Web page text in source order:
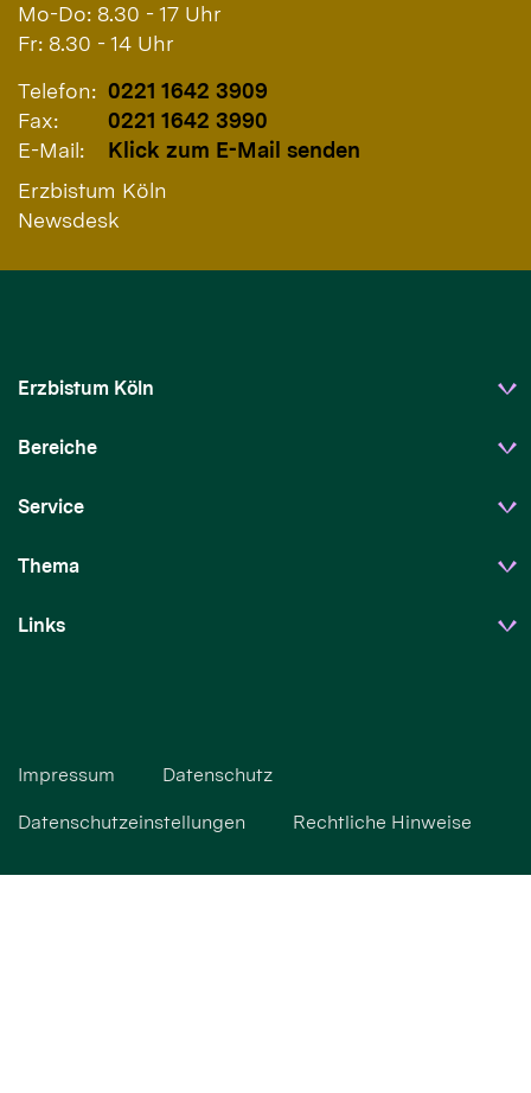
Mo-Do: 8.30 - 17 Uhr
Fr: 8.30 - 14 Uhr
Telefon: 0221 1642 3909
Fax:
0221 1642 3990
E-Mail:
Klick zum E-Mail senden
Erzbistum Köln
Newsdesk
Erzbistum Köln
Bereiche
Service
Thema
Links
Impressum Datenschutz
Datenschutzeinstellungen Rechtliche Hinweise